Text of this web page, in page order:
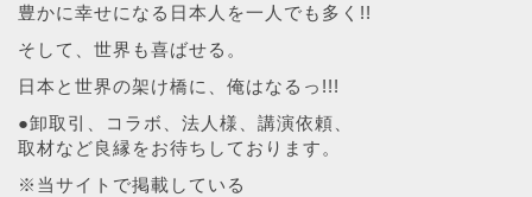
豊かに幸せになる日本人を一人でも多く!!
そして、世界も喜ばせる。
日本と世界の架け橋に、俺はなるっ!!!
●卸取引、コラボ、法人様、講演依頼、
取材など良縁をお待ちしております。
※当サイトで掲載している